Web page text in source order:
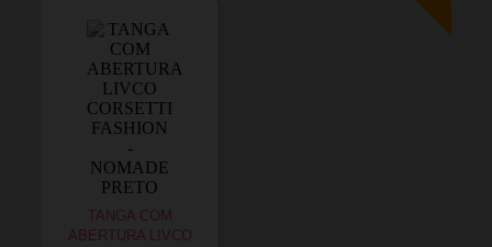
TANGA COM
ABERTURA LIVCO